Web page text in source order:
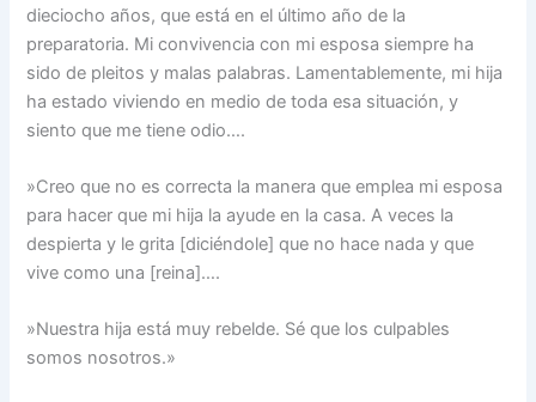
dieciocho años, que está en el último año de la
preparatoria. Mi convivencia con mi esposa siempre ha
sido de pleitos y malas palabras. Lamentablemente, mi hija
ha estado viviendo en medio de toda esa situación, y
siento que me tiene odio….
»Creo que no es correcta la manera que emplea mi esposa
para hacer que mi hija la ayude en la casa. A veces la
despierta y le grita [diciéndole] que no hace nada y que
vive como una [reina]….
»Nuestra hija está muy rebelde. Sé que los culpables
somos nosotros.»